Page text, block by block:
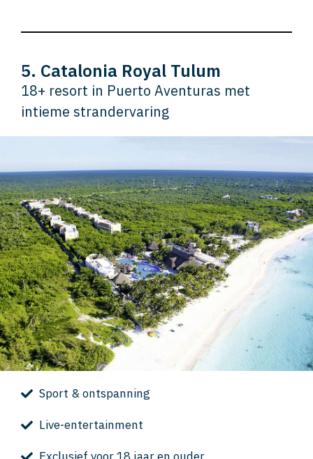
5. Catalonia Royal Tulum
18+ resort in Puerto Aventuras met
intieme strandervaring
Sport & ontspanning
Live-entertainment